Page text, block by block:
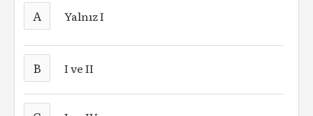
A Yalnız I
B I ve II